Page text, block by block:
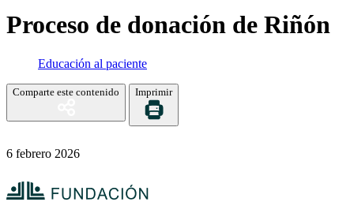
Proceso de donación de Riñón
Educación al paciente
Comparte este contenido Imprimir
6 febrero 2026